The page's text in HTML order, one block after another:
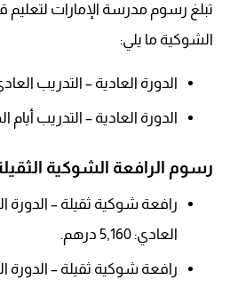
تبلغ رسوم مدرسة الإمارات لتعليم
الشوكية ما يلي:
الدورة العادية – التدريب العادي: 4,200
الدورة العادية – التدريب أيام الجمعة:
رسوم الرافعة الشوكية
رافعة شوكية ثقيلة – الدورة
العادي: 5,160 درهم.
رافعة شوكية ثقيلة – الدورة